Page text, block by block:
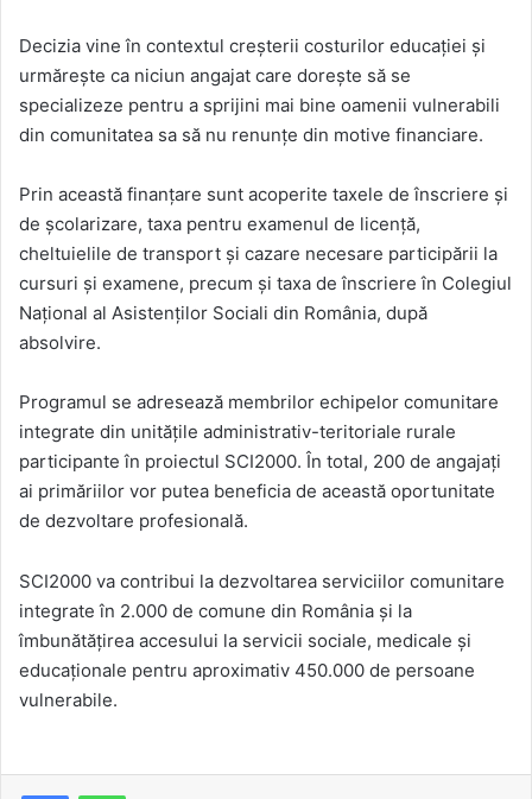
Decizia vine în contextul creșterii costurilor educației și
urmărește ca niciun angajat care dorește să se
specializeze pentru a sprijini mai bine oamenii vulnerabili
din comunitatea sa să nu renunțe din motive financiare.
Prin această finanțare sunt acoperite taxele de înscriere și
de școlarizare, taxa pentru examenul de licență,
cheltuielile de transport și cazare necesare participării la
cursuri și examene, precum și taxa de înscriere în Colegiul
Național al Asistenților Sociali din România, după
absolvire.
Programul se adresează membrilor echipelor comunitare
integrate din unitățile administrativ-teritoriale rurale
participante în proiectul SCI2000. În total, 200 de angajați
ai primăriilor vor putea beneficia de această oportunitate
de dezvoltare profesională.
SCI2000 va contribui la dezvoltarea serviciilor comunitare
integrate în 2.000 de comune din România și la
îmbunătățirea accesului la servicii sociale, medicale și
educaționale pentru aproximativ 450.000 de persoane
vulnerabile.